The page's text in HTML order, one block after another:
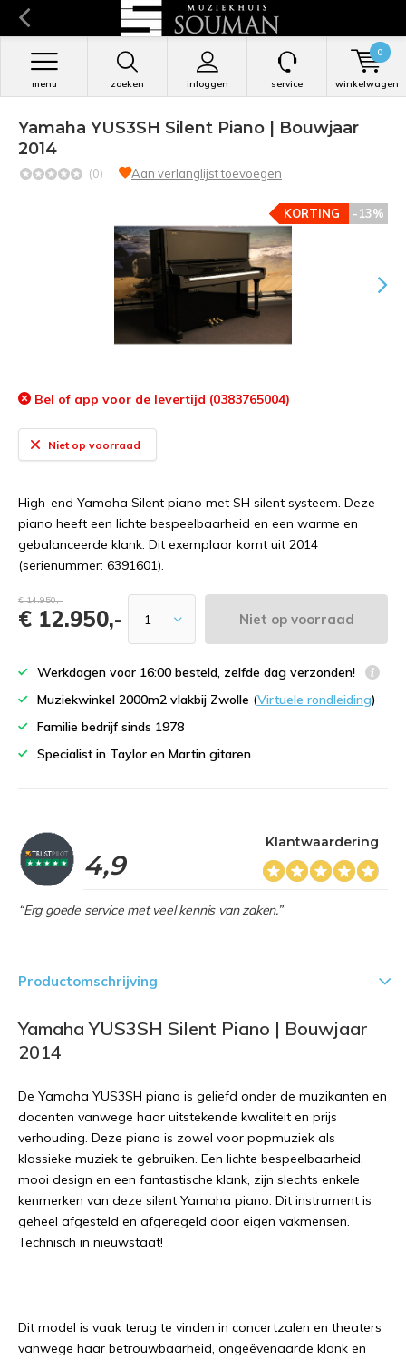
zoeken inloggen
menu service winkelwagen
0
Yamaha YUS3SH Silent Piano | Bouwjaar
2014
(0) Aan verlanglijst toevoegen
-13%
KORTING
Bel of app voor de levertijd (0383765004)
Niet op voorraad
High-end Yamaha Silent piano met SH silent systeem. Deze
piano heeft een lichte bespeelbaarheid en een warme en
gebalanceerde klank. Dit exemplaar komt uit 2014
(serienummer: 6391601).
€ 14.950,-
€ 12.950,- Niet op voorraad
Werkdagen voor 16:00 besteld, zelfde dag verzonden!
Muziekwinkel 2000m2 vlakbij Zwolle (Virtuele rondleiding)
Familie bedrijf sinds 1978
Specialist in Taylor en Martin gitaren
4,9
Klantwaardering
“Erg goede service met veel kennis van zaken.”
Productomschrijving
Yamaha YUS3SH Silent Piano | Bouwjaar
2014
De Yamaha YUS3SH piano is geliefd onder de muzikanten en
docenten vanwege haar uitstekende kwaliteit en prijs
verhouding. Deze piano is zowel voor popmuziek als
klassieke muziek te gebruiken. Een lichte bespeelbaarheid,
mooi design en een fantastische klank, zijn slechts enkele
kenmerken van deze silent Yamaha piano. Dit instrument is
geheel afgesteld en afgeregeld door eigen vakmensen.
Technisch in nieuwstaat!
Dit model is vaak terug te vinden in concertzalen en theaters
vanwege haar betrouwbaarheid, ongeëvenaarde klank en